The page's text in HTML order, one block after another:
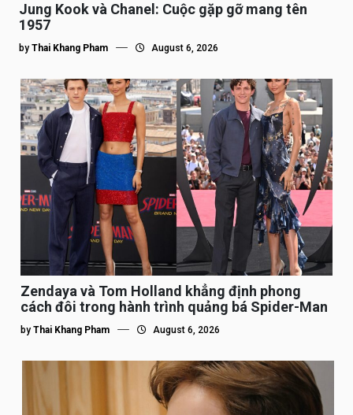
Jung Kook và Chanel: Cuộc gặp gỡ mang tên
1957
by Thai Khang Pham August 6, 2026
Zendaya và Tom Holland khẳng định phong
cách đôi trong hành trình quảng bá Spider-Man
by Thai Khang Pham August 6, 2026